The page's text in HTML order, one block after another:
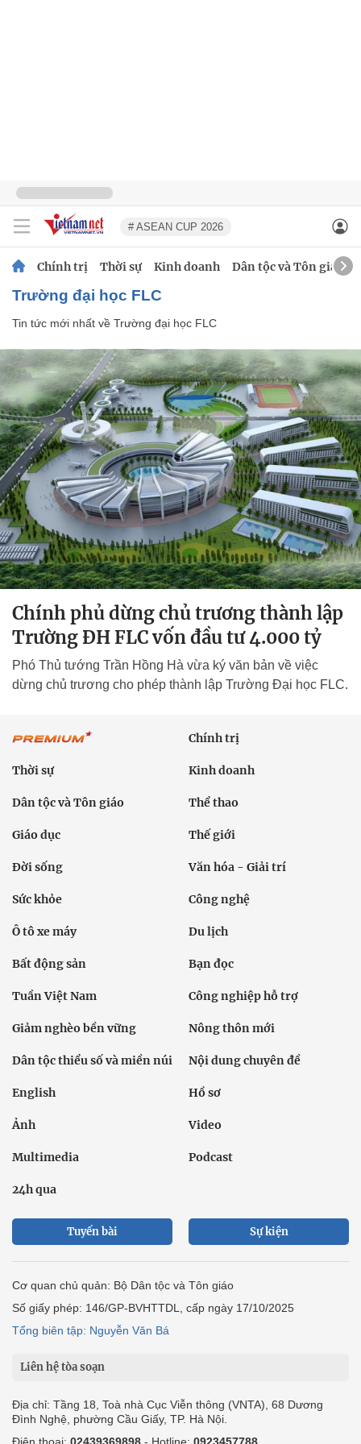
# ASEAN CUP 2026
Chính trị Thời sự Kinh doanh Dân tộc và Tôn giáo
Trường đại học FLC
Tin tức mới nhất về Trường đại học FLC
Chính phủ dừng chủ trương thành lập
Trường ĐH FLC vốn đầu tư 4.000 tỷ
Phó Thủ tướng Trần Hồng Hà vừa ký văn bản về việc
dừng chủ trương cho phép thành lập Trường Đại học FLC.
Chính trị
Thời sự Kinh doanh
Dân tộc và Tôn giáo Thể thao
Giáo dục Thế giới
Đời sống Văn hóa - Giải trí
Sức khỏe Công nghệ
Ô tô xe máy Du lịch
Bất động sản Bạn đọc
Tuần Việt Nam Công nghiệp hỗ trợ
Giảm nghèo bền vững Nông thôn mới
Dân tộc thiểu số và miền núi Nội dung chuyên đề
English Hồ sơ
Ảnh Video
Multimedia Podcast
24h qua
Tuyến bài Sự kiện
Cơ quan chủ quản: Bộ Dân tộc và Tôn giáo
Số giấy phép: 146/GP-BVHTTDL, cấp ngày 17/10/2025
Tổng biên tập: Nguyễn Văn Bá
Liên hệ tòa soạn
Địa chỉ: Tầng 18, Toà nhà Cục Viễn thông (VNTA), 68 Dương
Đình Nghệ, phường Cầu Giấy, TP. Hà Nội.